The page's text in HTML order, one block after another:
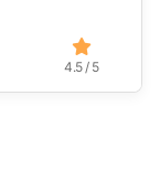
4.5 / 5